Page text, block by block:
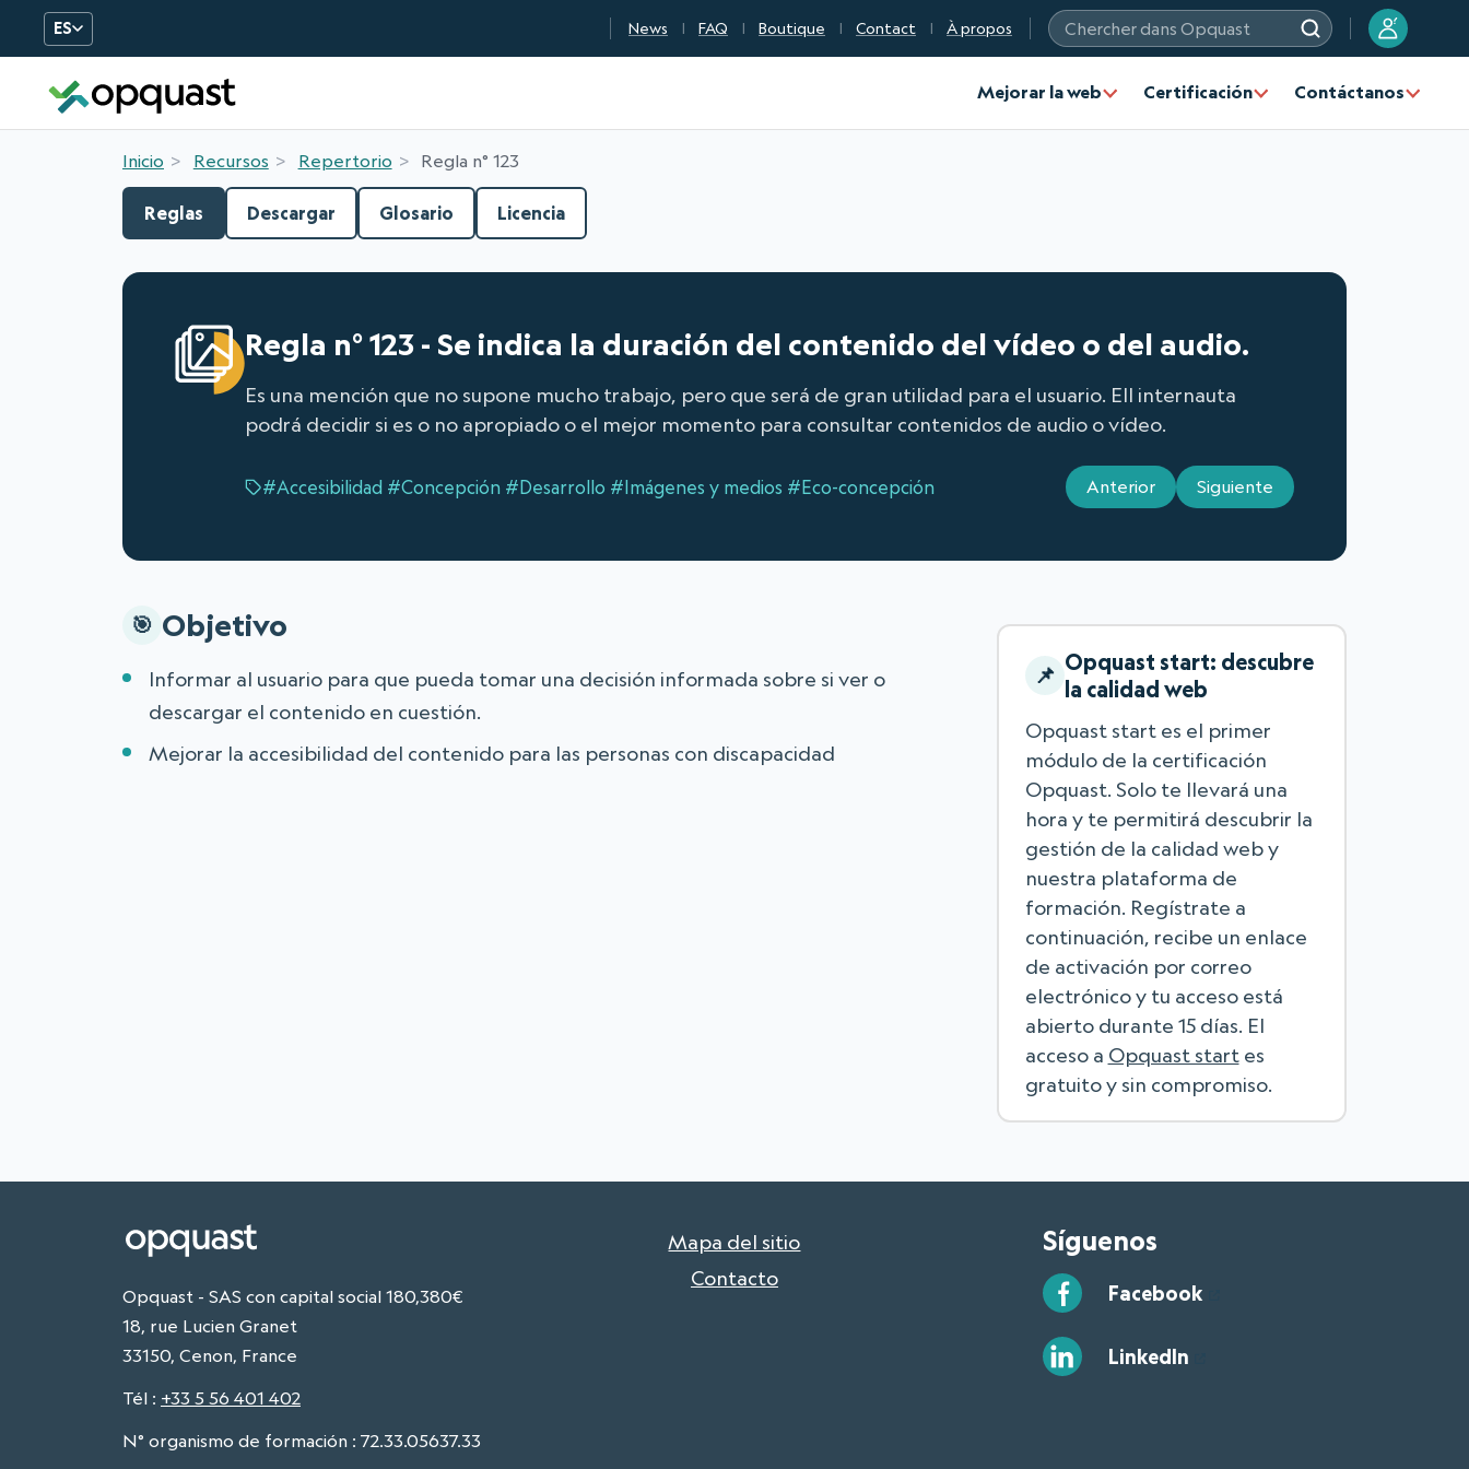
ES News FAQ Boutique Contact À propos
Chercher dans Opquast
?
Mejorar la web Certificación Contáctanos
Inicio Recursos Repertorio Regla n° 123
Reglas Descargar Glosario Licencia
Regla n° 123 - Se indica la duración del contenido del vídeo o del audio.
Es una mención que no supone mucho trabajo, pero que será de gran utilidad para el usuario. Ell internauta
podrá decidir si es o no apropiado o el mejor momento para consultar contenidos de audio o vídeo.
#Accesibilidad #Concepción #Desarrollo #Imágenes y medios #Eco-concepción Anterior Siguiente
Opquast start: descubre
la calidad web
Opquast start es el primer
módulo de la certificación
Opquast. Solo te llevará una
hora y te permitirá descubrir la
gestión de la calidad web y
nuestra plataforma de
formación. Regístrate a
continuación, recibe un enlace
de activación por correo
electrónico y tu acceso está
abierto durante 15 días. El
acceso a Opquast startes
gratuito y sin compromiso.
Objetivo
Informar al usuario para que pueda tomar una decisión informada sobre si ver o
descargar el contenido en cuestión.
Mejorar la accesibilidad del contenido para las personas con discapacidad
Opquast - SAS con capital social 180,380€
18, rue Lucien Granet
33150, Cenon, France
Tél : +33 5 56 401 402
N° organismo de formación : 72.33.05637.33
Mapa del sitio
Contacto
Síguenos
Facebook
LinkedIn